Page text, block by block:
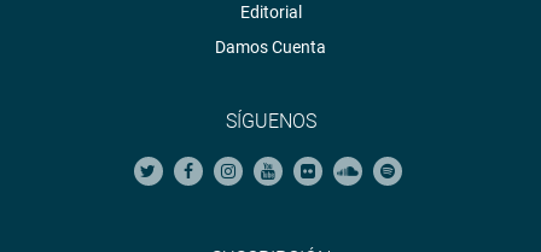
Editorial
Damos Cuenta
SÍGUENOS